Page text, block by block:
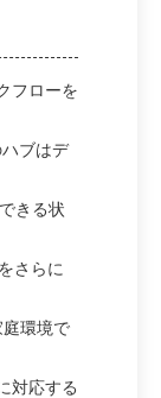
フローを
ブはデ
きる状
さらに
環境で
対応する